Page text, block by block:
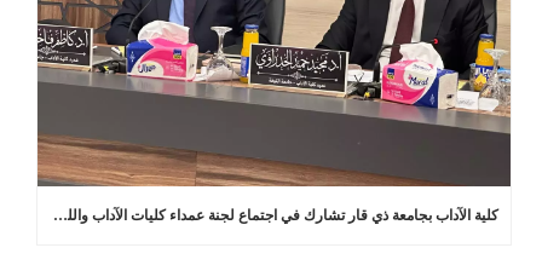
كلية الآداب بجامعة ذي قار تشارك في اجتماع لجنة عمداء كليات الآداب واللغات في العراق